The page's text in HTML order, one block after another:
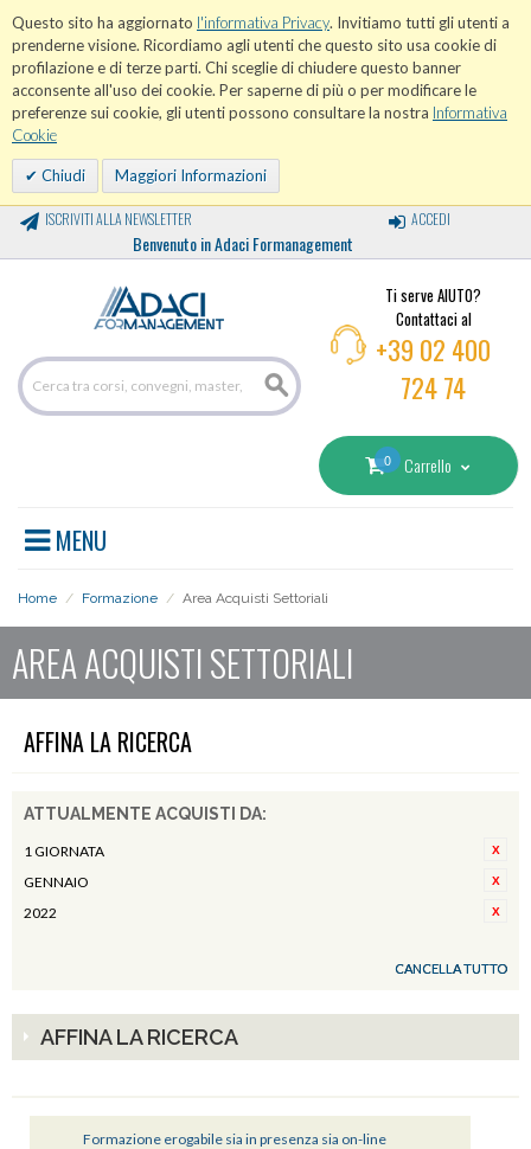
Questo sito ha aggiornato l'informativa Privacy. Invitiamo tutti gli utenti a
prenderne visione. Ricordiamo agli utenti che questo sito usa cookie di
profilazione e di terze parti. Chi sceglie di chiudere questo banner
acconsente all'uso dei cookie. Per saperne di più o per modificare le
preferenze sui cookie, gli utenti possono consultare la nostra Informativa
Cookie
Chiudi Maggiori Informazioni
ISCRIVITI ALLA NEWSLETTER
Benvenuto in Adaci Formanagement
ACCEDI
Ti serve AIUTO?
Contattaci al
+39 02 400
724 74
0 Carrello
MENU
Home / Formazione / Area Acquisti Settoriali
AREA ACQUISTI SETTORIALI
AFFINA LA RICERCA
ATTUALMENTE ACQUISTI DA:
1 GIORNATA
GENNAIO
2022
CANCELLA TUTTO
AFFINA LA RICERCA
Formazione erogabile sia in presenza sia on-line